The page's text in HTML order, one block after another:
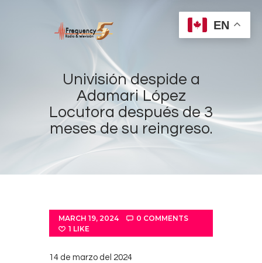
Univisión despide a
Adamari López
Locutora después de 3
meses de su reingreso.
Home
Radios
Shows
News
Events
Store
MARCH 19, 2024 0 COMMENTS
1 LIKE
14 de marzo del 2024
EN